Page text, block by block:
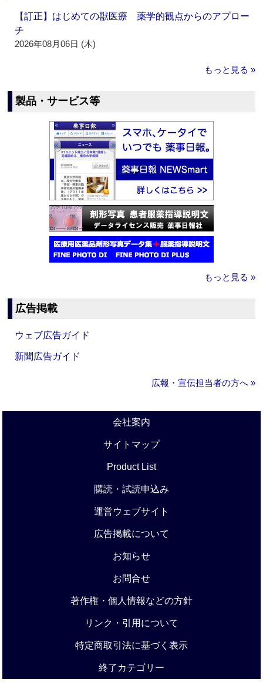
【訂正】はじめての獣医療 薬学的観点からのアプロー
チ
2026年08月06日 (木)
もっと見る »
製品・サービス等
もっと見る »
広告掲載
ウェブ広告ガイド
新聞広告ガイド
広報・宣伝担当者の方へ »
会社案内
サイトマップ
Product List
購読・試読申込み
運営ウェブサイト
広告掲載について
お知らせ
お問合せ
著作権・個人情報などの方針
リンク・引用について
特定商取引法に基づく表示
終了カテゴリー